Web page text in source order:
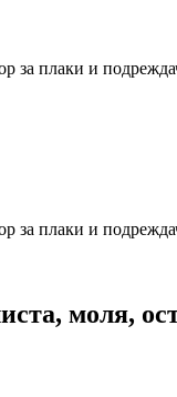
плаки и
плаки и
моля,